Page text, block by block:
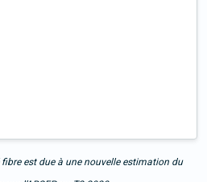
est due à une nouvelle estimation du